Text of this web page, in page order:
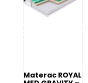
739 zł
Materac ROYAL